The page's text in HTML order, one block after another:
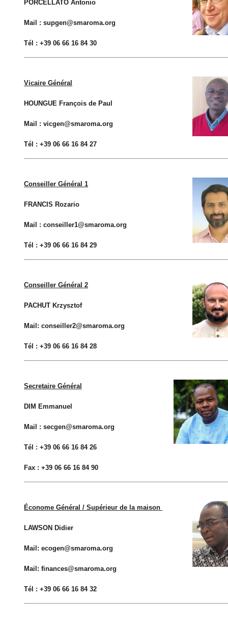
PORCELLATO Antonio
Mail : supgen@smaroma.org
Tél : +39 06 66 16 84 30
Vicaire Général
HOUNGUE François de Paul
Mail : vicgen@smaroma.org
Tél : +39 06 66 16 84 27
Conseiller Général 1
FRANCIS Rozario
Mail : conseiller1@smaroma.org
Tél : +39 06 66 16 84 29
Conseiller Général 2
PACHUT Krzysztof
Mail: conseiller2@smaroma.org
Tél : +39 06 66 16 84 28
Secretaire Général
DIM Emmanuel
Mail : secgen@smaroma.org
Tél : +39 06 66 16 84 26
Fax : +39 06 66 16 84 90
Économe Général / Supérieur de la maison
LAWSON Didier
Mail: ecogen@smaroma.org
Mail: finances@smaroma.org
Tél : +39 06 66 16 84 32